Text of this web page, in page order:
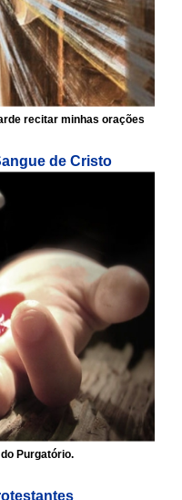
recitar minhas orações
de Cristo
Purgatório.